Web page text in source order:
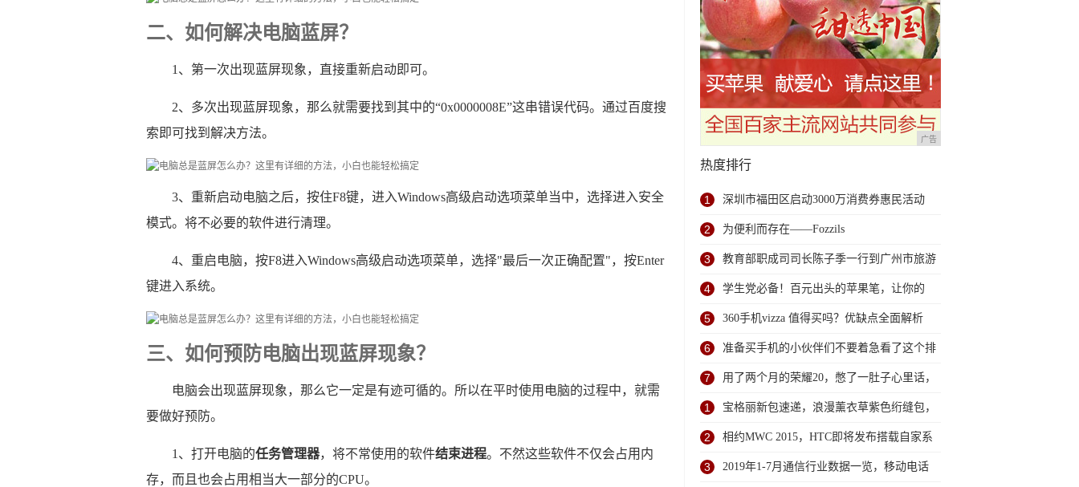
二、如何解决电脑蓝屏？
1、第一次出现蓝屏现象，直接重新启动即可。
2、多次出现蓝屏现象，那么就需要找到其中的“0x0000008E”这串错误代码。通过百度搜
索即可找到解决方法。
3、重新启动电脑之后，按住F8键，进入Windows高级启动选项菜单当中，选择进入安全
模式。将不必要的软件进行清理。
4、重启电脑，按F8进入Windows高级启动选项菜单，选择"最后一次正确配置"，按Enter
键进入系统。
三、如何预防电脑出现蓝屏现象？
电脑会出现蓝屏现象，那么它一定是有迹可循的。所以在平时使用电脑的过程中，就需
要做好预防。
1、打开电脑的任务管理器，将不常使用的软件结束进程。不然这些软件不仅会占用内
存，而且也会占用相当大一部分的CPU。
广告
热度排行
1 深圳市福田区启动3000万消费券惠民活动
2 为便利而存在——Fozzils
3 教育部职成司司长陈子季一行到广州市旅游
商务职业学校考察调研
4 学生党必备！百元出头的苹果笔，让你的
iPad成为学习神器
5 360手机vizza 值得买吗？优缺点全面解析
6 准备买手机的小伙伴们不要着急看了这个排
行榜再决定买哪款手机吧
7 用了两个月的荣耀20，憋了一肚子心里话，
今天终于一吐为快
1 宝格丽新包速递，浪漫薰衣草紫色绗缝包，
温柔又仙气
2 相约MWC 2015，HTC即将发布搭载自家系
统的智能手表
3 2019年1-7月通信行业数据一览，移动电话